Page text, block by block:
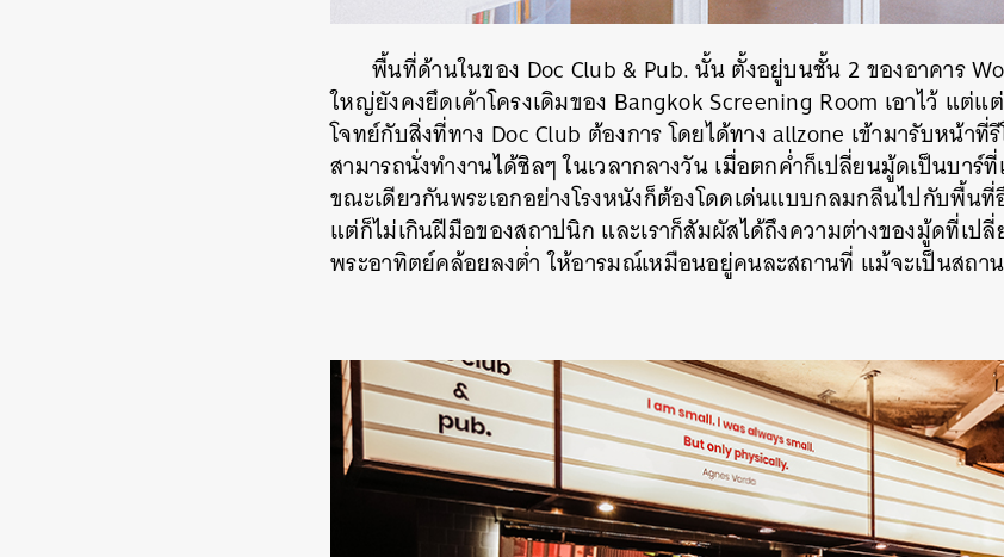
พื้นที่ด้านในของ Doc Club & Pub. นั้น ตั้งอยู่บนชั้น 2 ของอาคาร
ใหญ่ยังคงยึดเค้าโครงเดิมของ Bangkok Screening Room เอาไว้ แต่แ
โจทย์กับสิ่งที่ทาง Doc Club ต้องการ โดยได้ทางallzone เข้ามารับหน้าที่
สามารถนั่งทำงานได้ชิลๆ ในเวลากลางวัน เมื่อตกค่ำก็เปลี่ยนมู้ดเป็นบา
ขณะเดียวกันพระเอกอย่างโรงหนังก็ต้องโดดเด่นแบบกลมกลืนไปกับพื้น
แต่ก็ไม่เกินฝีมือของสถาปนิก และเราก็สัมผัสได้ถึงความต่างของมู้ดที่เป
พระอาทิตย์คล้อยลงต่ำ ให้อารมณ์เหมือนอยู่คนละสถานที่ แม้จะเป็นสถา